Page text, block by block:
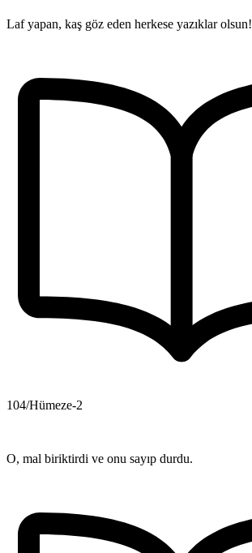
Laf yapan, kaş göz eden herkese yazıklar olsun!
104/Hümeze-2
O, mal biriktirdi ve onu sayıp durdu.